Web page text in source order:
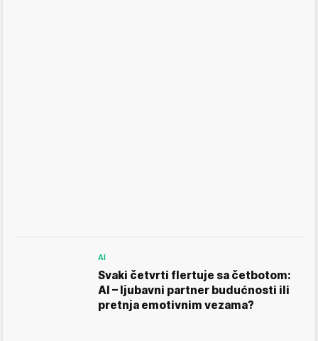
AI
Svaki četvrti flertuje sa četbotom:
AI – ljubavni partner budućnosti ili
pretnja emotivnim vezama?